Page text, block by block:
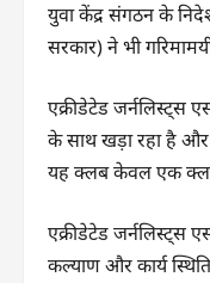
युवा केंद्र संगठन के
सरकार) ने भी
एक्रीडेटेड जर्नलिस्ट्स
के साथ खड़ा रहा है और
यह क्लब केवल एक क्लब
एक्रीडेटेड जर्नलिस्ट्स
कल्याण और कार्य